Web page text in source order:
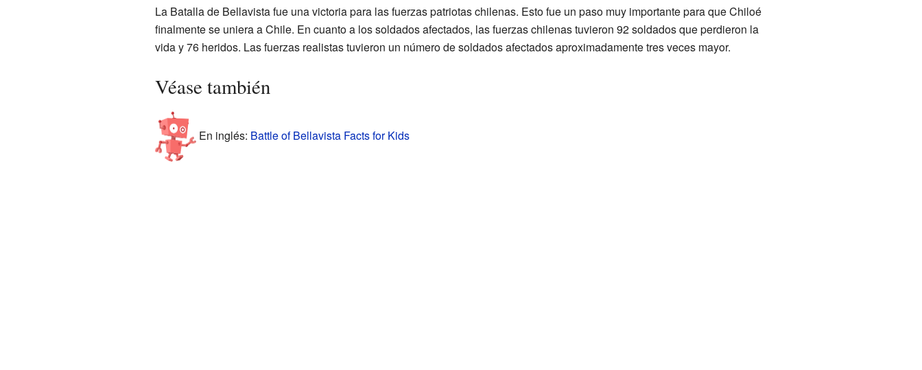
La Batalla de Bellavista fue una victoria para las fuerzas patriotas chilenas. Esto fue un paso muy importante para que Chiloé
finalmente se uniera a Chile. En cuanto a los soldados afectados, las fuerzas chilenas tuvieron 92 soldados que perdieron la
vida y 76 heridos. Las fuerzas realistas tuvieron un número de soldados afectados aproximadamente tres veces mayor.
Véase también
En inglés: Battle of Bellavista Facts for Kids